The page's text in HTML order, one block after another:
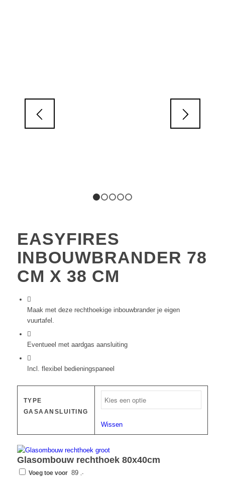
EASYFIRES
INBOUWBRANDER 78
CM X 38 CM
Maak met deze rechthoekige inbouwbrander je eigen
vuurtafel.
Eventueel met aardgas aansluiting
Incl. flexibel bedieningspaneel
TYPE
GASAANSLUITING
Wissen
Glasombouw rechthoek 80x40cm
Voeg toe voor 89 ,-